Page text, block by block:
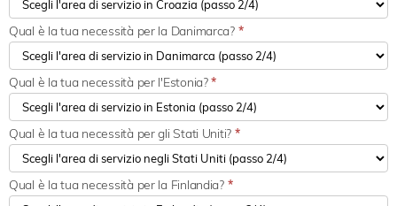
Qual è la tua necessità per la Danimarca? *
Qual è la tua necessità per l'Estonia?*
Qual è la tua necessità per gli Stati Uniti? *
Qual è la tua necessità per la Finlandia? *